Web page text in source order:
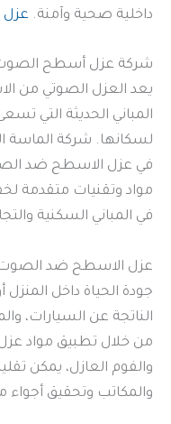
داخلية صحية وآمنة. عزل
شركة عزل أسطح الصوت
يعد العزل الصوتي من
المباني الحديثة التي
لسكانها. شركة الماسة
في عزل الاسطح ضد
مواد وتقنيات متقدمة
في المباني السكنية
عزل الاسطح ضد
جودة الحياة داخل
الناتجة عن السيارات،
من خلال تطبيق مواد
والفوم العازل، يمكن
والمكاتب وتحقيق أجواء